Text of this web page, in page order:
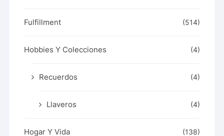
Fulfillment (514)
Hobbies Y Colecciones (4)
Recuerdos (4)
Llaveros (4)
Hogar Y Vida (138)